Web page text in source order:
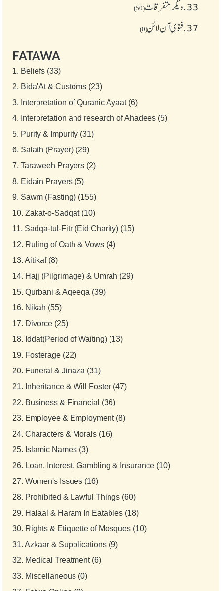
33. دیگر متفرقات(50)
37. فتوی آن لائن(0)
FATAWA
1. Beliefs (33)
2. Bida'At & Customs (23)
3. Interpretation of Quranic Ayaat (6)
4. Interpretation and research of Ahadees (5)
5. Purity & Impurity (31)
6. Salath (Prayer) (29)
7. Taraweeh Prayers (2)
8. Eidain Prayers (5)
9. Sawm (Fasting) (155)
10. Zakat-o-Sadqat (10)
11. Sadqa-tul-Fitr (Eid Charity) (15)
12. Ruling of Oath & Vows (4)
13. Aitikaf (8)
14. Hajj (Pilgrimage) & Umrah (29)
15. Qurbani & Aqeeqa (39)
16. Nikah (55)
17. Divorce (25)
18. Iddat(Period of Waiting) (13)
19. Fosterage (22)
20. Funeral & Jinaza (31)
21. Inheritance & Will Foster (47)
22. Business & Financial (36)
23. Employee & Employment (8)
24. Characters & Morals (16)
25. Islamic Names (3)
26. Loan, Interest, Gambling & Insurance (10)
27. Women's Issues (16)
28. Prohibited & Lawful Things (60)
29. Halaal & Haram In Eatables (18)
30. Rights & Etiquette of Mosques (10)
31. Azkaar & Supplications (9)
32. Medical Treatment (6)
33. Miscellaneous (0)